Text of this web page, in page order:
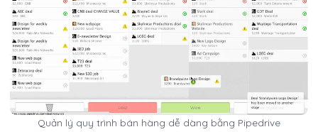
Quản lý quy trình bán hàng dễ dàng bằng Pipedrive